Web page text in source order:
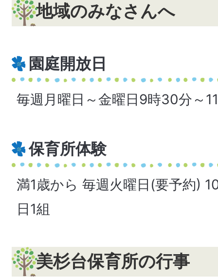
地域のみなさんへ
園庭開放日
毎週月曜日～金曜日9時30分～
保育所体験
満1歳から 毎週火曜日(要予約)
日1組
美杉台保育所の行事